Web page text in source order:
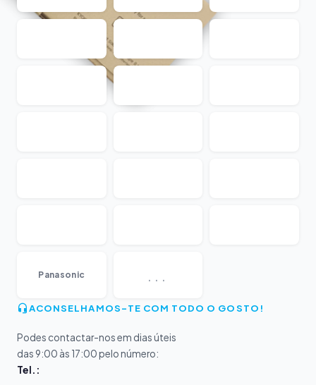
Panasonic ...
ACONSELHAMOS-TE COM TODO O GOSTO!
Podes contactar-nos em dias úteis
das 9:00 às 17:00 pelo número:
Tel.: